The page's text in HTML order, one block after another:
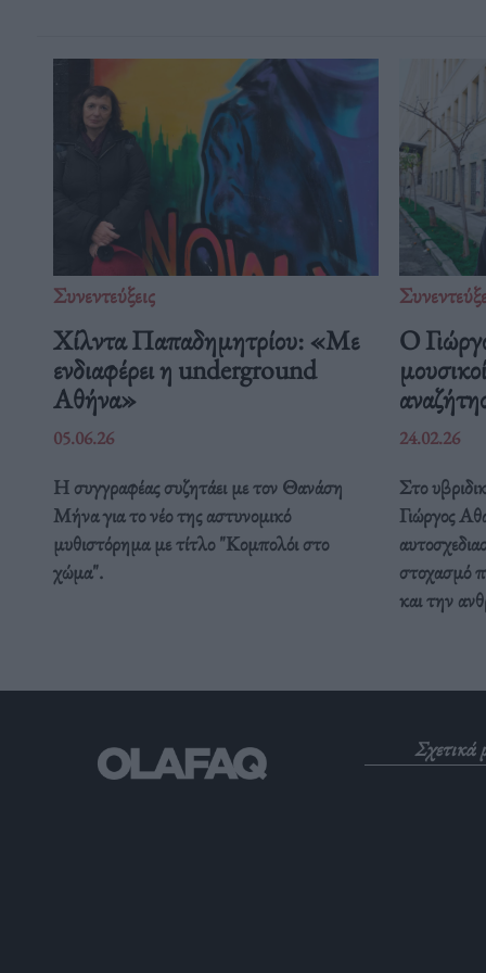
Συνεντεύξεις
Χίλντα Παπαδημητρίου: «Με
ενδιαφέρει η underground
Αθήνα»
05.06.26
Η συγγραφέας συζητάει με τον Θανάση
Μήνα για το νέο της αστυνομικό
μυθιστόρημα με τίτλο "Κομπολόι στο
χώμα".
Ο
24.02.26
Στο
Γιώργος
στοχασμό
και την
Σχετικά